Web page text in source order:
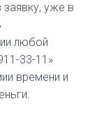
заявку, уже в
любой
33-11»
времени и